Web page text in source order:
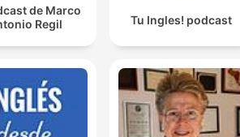
de Marco
Regil
Tu Ingles! podcast